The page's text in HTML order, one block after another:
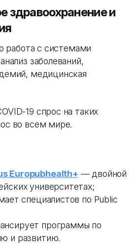
здравоохранение и
работа с системами
заболеваний,
медицинская
19 спрос на таких
во всем мире.
Europubhealth+ — двойной
университетах;
специалистов по Public
программы по
и развитию.